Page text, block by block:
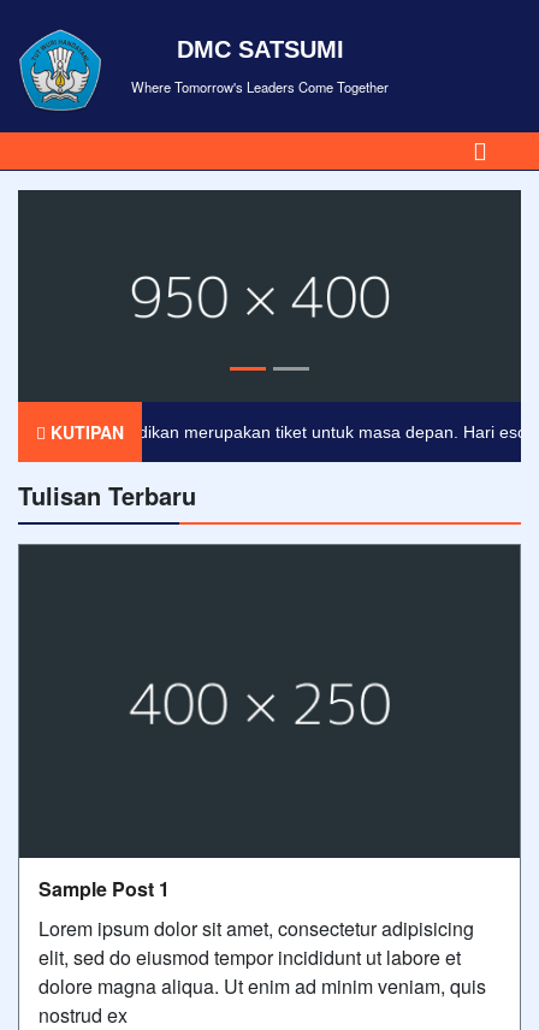
DMC SATSUMI
Where Tomorrow's Leaders Come Together
KUTIPAN
Pendidikan merupakan tiket untuk masa depan. Hari esok
Tulisan Terbaru
Sample Post 1
Lorem ipsum dolor sit amet, consectetur adipisicing
elit, sed do eiusmod tempor incididunt ut labore et
dolore magna aliqua. Ut enim ad minim veniam, quis
nostrud ex